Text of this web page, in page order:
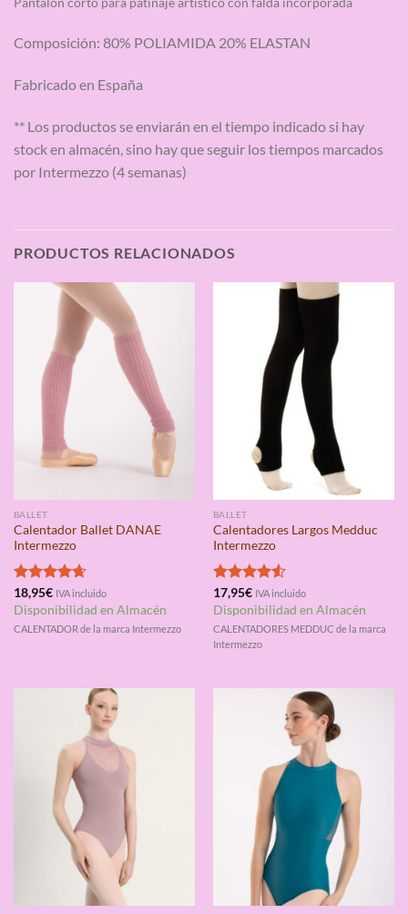
Composición: 80% POLIAMIDA 20% ELASTAN
Fabricado en España
** Los productos se enviarán en el tiempo indicado si hay
stock en almacén, sino hay que seguir los tiempos marcados
por Intermezzo (4 semanas)
PRODUCTOS RELACIONADOS
BALLET
Calentador Ballet DANAE
Intermezzo
Valorado
con4.67
de 5
18,95€ IVA incluido
Disponibilidad en Almacén
CALENTADOR de la marca Intermezzo
BALLET
Calentadores Largos Medduc
Intermezzo
Valorado
con4.50
de 5
17,95€ IVA incluido
Disponibilidad en Almacén
CALENTADORES MEDDUC de la marca
Intermezzo